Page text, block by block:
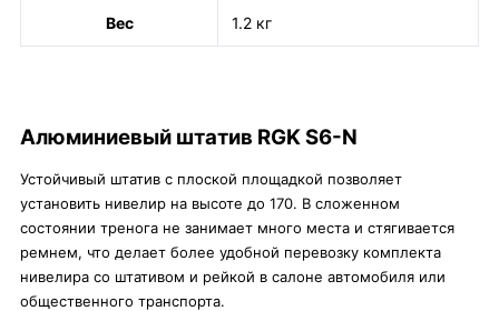
Вес 1.2 кг
Алюминиевый штатив RGK S6-N
Устойчивый штатив с плоской площадкой позволяет
установить нивелир на высоте до 170. В сложенном
состоянии тренога не занимает много места и стягивается
ремнем, что делает более удобной перевозку комплекта
нивелира со штативом и рейкой в салоне автомобиля или
общественного транспорта.